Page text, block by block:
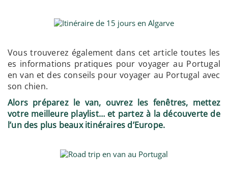
Vous trouverez également dans cet article toutes les
es informations pratiques pour voyager au Portugal
en van et des conseils pour voyager au Portugal avec
son chien.
Alors préparez le van, ouvrez les fenêtres, mettez
votre meilleure playlist… et partez à la découverte de
l’un des plus beaux itinéraires d’Europe.